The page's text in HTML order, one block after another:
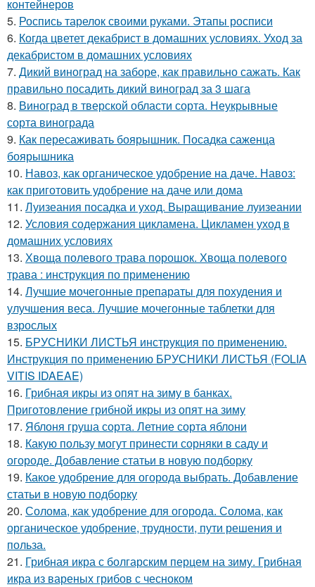
контейнеров
5. Роспись тарелок своими руками. Этапы росписи
6. Когда цветет декабрист в домашних условиях. Уход за
декабристом в домашних условиях
7. Дикий виноград на заборе, как правильно сажать. Как
правильно посадить дикий виноград за 3 шага
8. Виноград в тверской области сорта. Неукрывные
сорта винограда
9. Как пересаживать боярышник. Посадка саженца
боярышника
10. Навоз, как органическое удобрение на даче. Навоз:
как приготовить удобрение на даче или дома
11. Луизеания посадка и уход. Выращивание луизеании
12. Условия содержания цикламена. Цикламен уход в
домашних условиях
13. Хвоща полевого трава порошок. Хвоща полевого
трава : инструкция по применению
14. Лучшие мочегонные препараты для похудения и
улучшения веса. Лучшие мочегонные таблетки для
взрослых
15. БРУСНИКИ ЛИСТЬЯ инструкция по применению.
Инструкция по применению БРУСНИКИ ЛИСТЬЯ (FOLIA
VITIS IDAEAE)
16. Грибная икры из опят на зиму в банках.
Приготовление грибной икры из опят на зиму
17. Яблоня груша сорта. Летние сорта яблони
18. Какую пользу могут принести сорняки в саду и
огороде. Добавление статьи в новую подборку
19. Какое удобрение для огорода выбрать. Добавление
статьи в новую подборку
20. Солома, как удобрение для огорода. Солома, как
органическое удобрение, трудности, пути решения и
польза.
21. Грибная икра с болгарским перцем на зиму. Грибная
икра из вареных грибов с чесноком